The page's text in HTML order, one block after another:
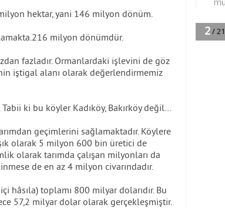
hektar, yani 146 milyon dönüm.
milyon dönümdür.
fazladır. Ormanlardaki işlevini de göz
iştigal alanı olarak değerlendirmemiz
ki bu köyler Kadıköy, Bakırköy değil…
geçimlerini sağlamaktadır. Köylere
olarak 5 milyon 600 bin üretici de
olarak tarımda çalışan milyonları da
de en az 4 milyon civarındadır.
hâsıla) toplamı 800 milyar dolarıdır. Bu
57,2 milyar dolar olarak gerçekleşmiştir.